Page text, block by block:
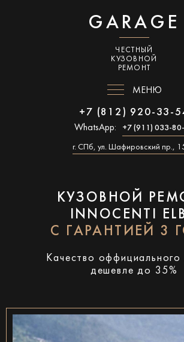
GARAGE
ЧЕСТНЫЙ
КУЗОВНОЙ
РЕМОНТ
МЕНЮ
+7 (812) 920-33-
WhatsApp: +7 (911) 033-
г. СПб, ул. Шафировский пр.,
КУЗОВНОЙ
INNOCENTI
С ГАРАНТИЕЙ 3
Качество оффициального
дешевле до 35%